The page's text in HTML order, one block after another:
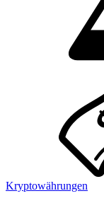
Kryptowährungen